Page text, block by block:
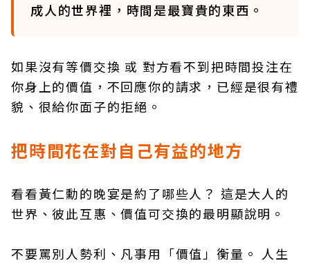
成人的世界裡，時間是最寶貴的東西。
如果沒有等價交換 或 對方看不到把時間投注在
你身上的價值，不回應你的請求，已經是很有禮
貌、很給你面子的拒絕。
把時間花在對自己有益的地方
看看黃仁勳的晚宴是約了哪些人？ 這是大人的
世界、彼此互惠、價值可交換的最明顯說明。
不要罵別人勢利、凡事用「價值」衡量。 人生